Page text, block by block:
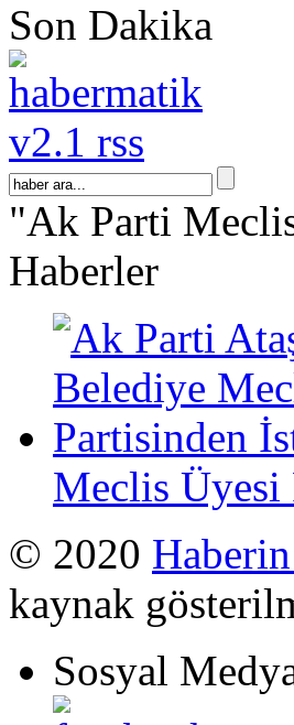
Son Dakika
"Ak Parti
Haberler
Meclis
© 2020
kaynak
Sosyal